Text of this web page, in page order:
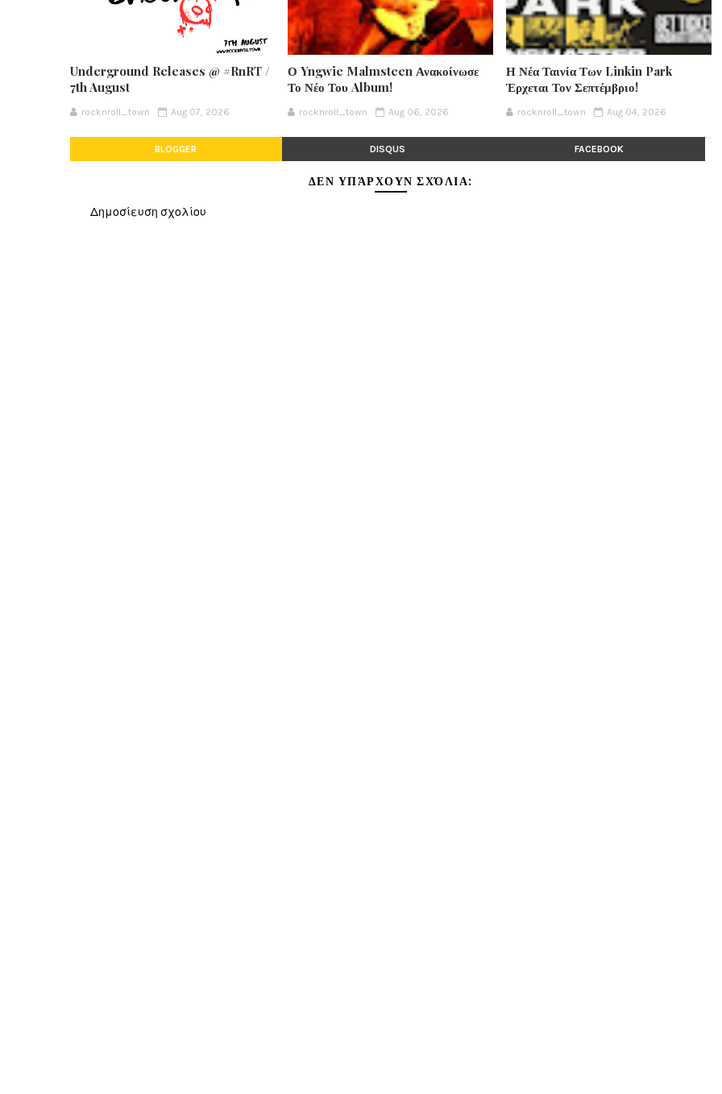
Underground Releases @ #RnRT /
7th August
rocknroll_town Aug 07, 2026
Ο Yngwie Malmsteen Ανακοίνωσε
Το Νέο Του Album!
rocknroll_town Aug 06, 2026
Η Νέα Ταινία Των Linkin Park
Έρχεται Τον Σεπτέμβριο!
rocknroll_town Aug 04, 2026
BLOGGER DISQUS FACEBOOK
ΔΕΝ ΥΠΆΡΧΟΥΝ ΣΧΌΛΙΑ:
Δημοσίευση σχολίου